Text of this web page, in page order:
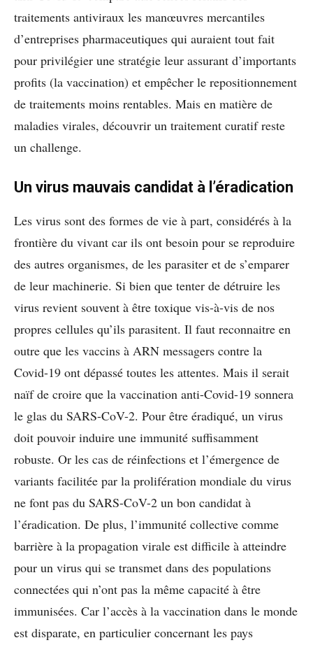
traitements antiviraux les manœuvres mercantiles
d’entreprises pharmaceutiques qui auraient tout fait
pour privilégier une stratégie leur assurant d’importants
profits (la vaccination) et empêcher le repositionnement
de traitements moins rentables. Mais en matière de
maladies virales, découvrir un traitement curatif reste
un challenge.
Un virus mauvais candidat à l’éradication
Les virus sont des formes de vie à part, considérés à la
frontière du vivant car ils ont besoin pour se reproduire
des autres organismes, de les parasiter et de s’emparer
de leur machinerie. Si bien que tenter de détruire les
virus revient souvent à être toxique vis-à-vis de nos
propres cellules qu’ils parasitent. Il faut reconnaitre en
outre que les vaccins à ARN messagers contre la
Covid-19 ont dépassé toutes les attentes. Mais il serait
naïf de croire que la vaccination anti-Covid-19 sonnera
le glas du SARS-CoV-2. Pour être éradiqué, un virus
doit pouvoir induire une immunité suffisamment
robuste. Or les cas de réinfections et l’émergence de
variants facilitée par la prolifération mondiale du virus
ne font pas du SARS-CoV-2 un bon candidat à
l’éradication. De plus, l’immunité collective comme
barrière à la propagation virale est difficile à atteindre
pour un virus qui se transmet dans des populations
connectées qui n’ont pas la même capacité à être
immunisées. Car l’accès à la vaccination dans le monde
est disparate, en particulier concernant les pays